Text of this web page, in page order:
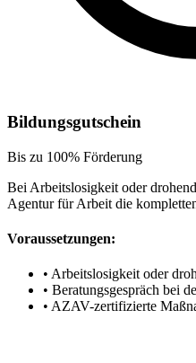
Bildungsgutschein
Bis zu 100% Förderung
Bei Arbeitslosigkeit oder
Agentur für Arbeit die
Voraussetzungen:
• Arbeitslosigkeit oder
• Beratungsgespräch bei
• AZAV-zertifizierte